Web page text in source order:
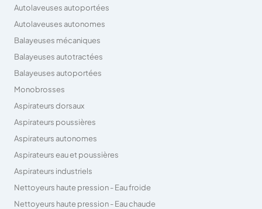
Autolaveuses autoportées
Autolaveuses autonomes
Balayeuses mécaniques
Balayeuses autotractées
Balayeuses autoportées
Monobrosses
Aspirateurs dorsaux
Aspirateurs poussières
Aspirateurs autonomes
Aspirateurs eau et poussières
Aspirateurs industriels
Nettoyeurs haute pression - Eau froide
Nettoyeurs haute pression - Eau chaude